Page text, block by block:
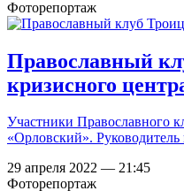
Фоторепортаж
Православный
кризисного
Участники Православного
«Орловский».
29 апреля 2022 — 21:45
Фоторепортаж